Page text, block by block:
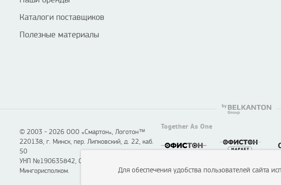
Каталоги поставщиков
Полезные материалы
© 2003 - 2026 ООО «Смартон», Логотон™
220138, г. Минск, пер. Липковский, д. 22, каб.
50
УНП №190635842, 04.07.2005,
Мингорисполком.
Together As One
Для обеспечения удобства пользователей сайта